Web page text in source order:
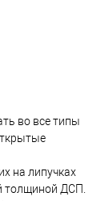
во все типы
на липучках
толщиной ДСП.